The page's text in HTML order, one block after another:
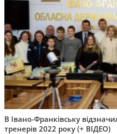
В Івано-Франківську
тренерів 2022 року (+ ВІДЕО)